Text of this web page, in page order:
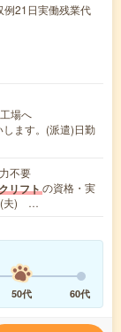
21日実働残業代
場へ
ます。(派遣)日勤
不要
リフトの資格・実
(夫) …
50代 60代